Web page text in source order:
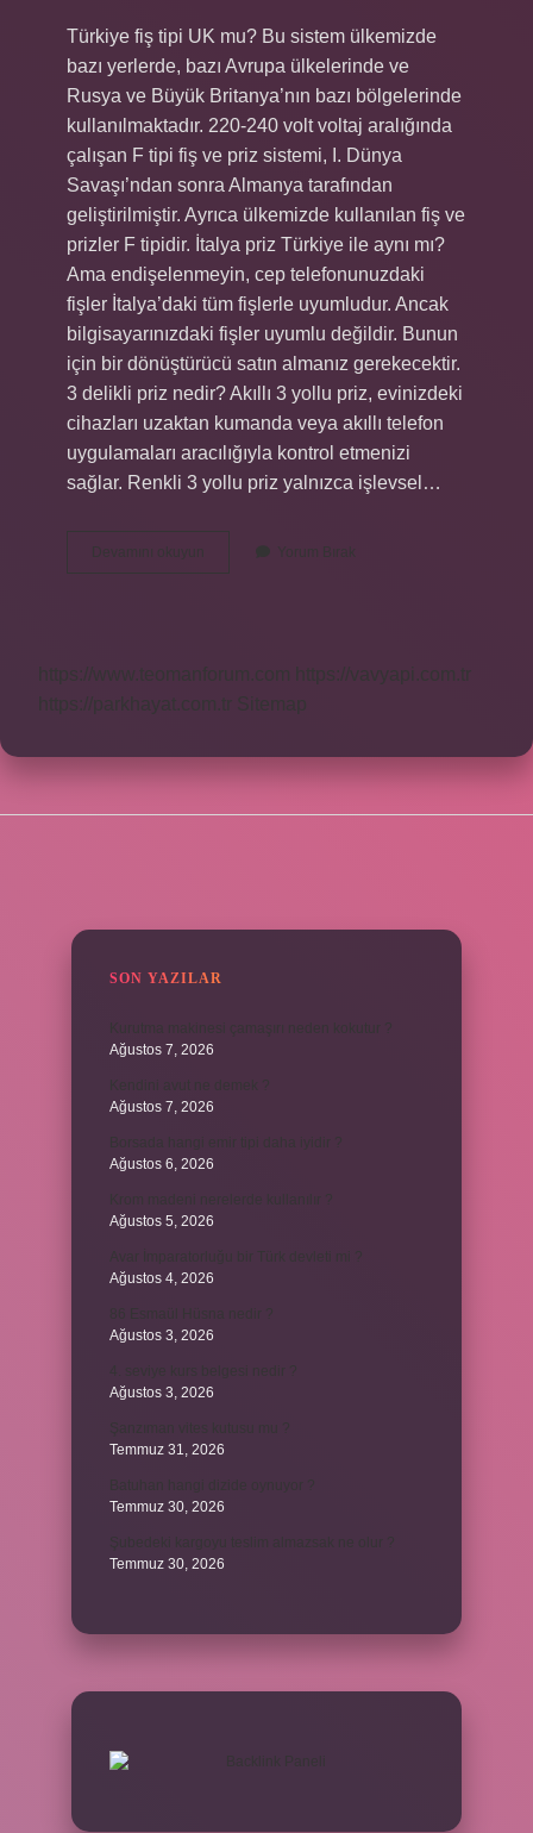
Türkiye fiş tipi UK mu? Bu sistem ülkemizde
bazı yerlerde, bazı Avrupa ülkelerinde ve
Rusya ve Büyük Britanya’nın bazı bölgelerinde
kullanılmaktadır. 220-240 volt voltaj aralığında
çalışan F tipi fiş ve priz sistemi, I. Dünya
Savaşı’ndan sonra Almanya tarafından
geliştirilmiştir. Ayrıca ülkemizde kullanılan fiş ve
prizler F tipidir. İtalya priz Türkiye ile aynı mı?
Ama endişelenmeyin, cep telefonunuzdaki
fişler İtalya’daki tüm fişlerle uyumludur. Ancak
bilgisayarınızdaki fişler uyumlu değildir. Bunun
için bir dönüştürücü satın almanız gerekecektir.
3 delikli priz nedir? Akıllı 3 yollu priz, evinizdeki
cihazları uzaktan kumanda veya akıllı telefon
uygulamaları aracılığıyla kontrol etmenizi
sağlar. Renkli 3 yollu priz yalnızca işlevsel…
Devamını okuyun
Prizler
Yorum Bırak
https://www.teomanforum.com
https://vavyapi.com.tr
https://parkhayat.com.tr
Sitemap
SON YAZILAR
Ağustos 7, 2026
Ağustos 7, 2026
Ağustos 6, 2026
Ağustos 5, 2026
Ağustos 4, 2026
Ağustos 3, 2026
Ağustos 3, 2026
Temmuz 31, 2026
Temmuz 30, 2026
Temmuz 30, 2026